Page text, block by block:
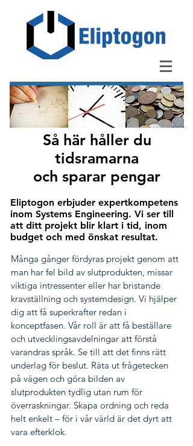
Så här håller du
tidsramarna
och sparar pengar
Eliptogon erbjuder expertkompetens
inom Systems Engineering. Vi ser till
att ditt projekt blir klart i tid, inom
budget och med önskat resultat.
Många gånger fördyras projekt genom att
man har fel bild av slutprodukten, missar
viktiga intressenter eller har bristande
kravställning och systemdesign. Vi hjälper
dig att få superkrafter redan i
konceptfasen. Vår roll är att få beställare
och utvecklingsavdelningar att förstå
varandras språk. Se till att det finns rätt
underlag för beslut. Räta ut frågetecken
på vägen och göra bilden av
slutprodukten tydlig utan rum för
överraskningar. Skapa ordning och reda
helt enkelt – för i vår värld är det dyrt att
vara efterklok.